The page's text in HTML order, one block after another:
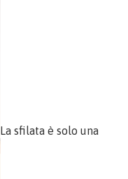
La sfilata è solo una